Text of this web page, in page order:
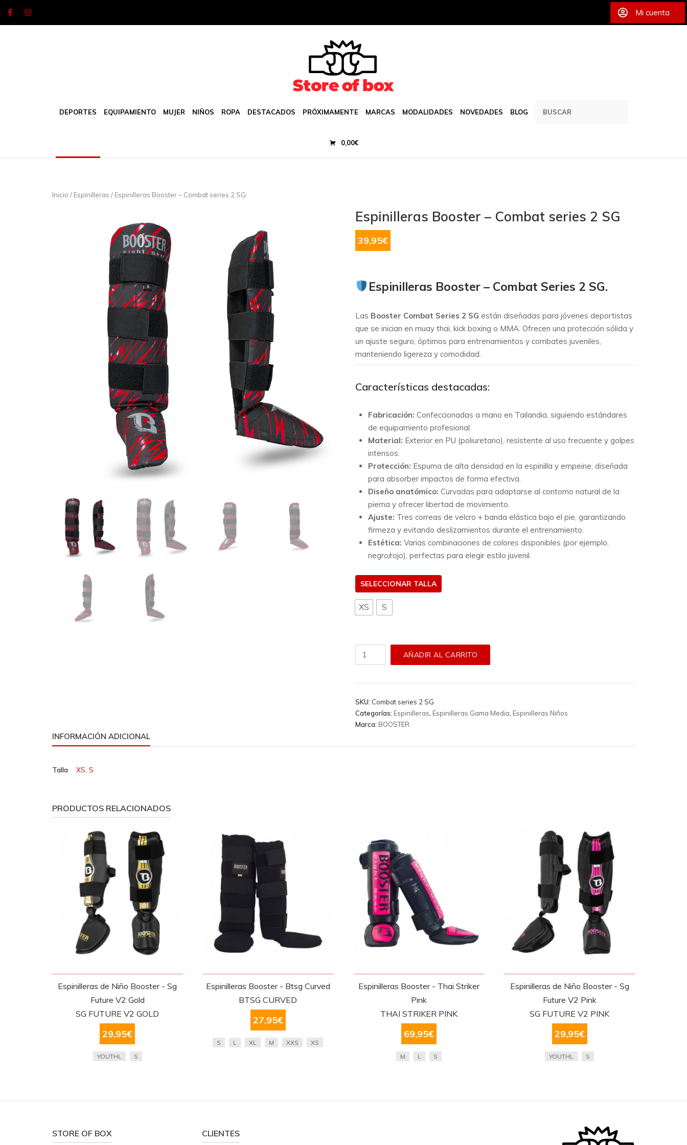
Mi cuenta
DEPORTES EQUIPAMIENTO MUJER NIÑOS ROPA DESTACADOS PRÓXIMAMENTE MARCAS MODALIDADES NOVEDADES BLOG
0,00€
Inicio / Espinilleras / Espinilleras Booster – Combat series 2 SG
Espinilleras Booster – Combat series 2 SG
39,95€
Espinilleras Booster – Combat Series 2 SG.
Las Booster Combat Series 2 SG están diseñadas para jóvenes deportistas
que se inician en muay thai, kick boxing o MMA. Ofrecen una protección sólida y
un ajuste seguro, óptimos para entrenamientos y combates juveniles,
manteniendo ligereza y comodidad.
Características destacadas:
Fabricación: Confeccionadas a mano en Tailandia, siguiendo estándares
de equipamiento profesional.
Material: Exterior en PU (poliuretano), resistente al uso frecuente y golpes
intensos.
Protección: Espuma de alta densidad en la espinilla y empeine, diseñada
para absorber impactos de forma efectiva.
Diseño anatómico: Curvadas para adaptarse al contorno natural de la
pierna y ofrecer libertad de movimiento.
Ajuste: Tres correas de velcro + banda elástica bajo el pie, garantizando
firmeza y evitando deslizamientos durante el entrenamiento.
Estética: Varias combinaciones de colores disponibles (por ejemplo,
negro/rojo), perfectas para elegir estilo juvenil.
TALLA
XS S
Espinilleras
Combat
2
SG
AÑADIR AL CARRITO
SKU: Combat series 2 SG
Categorías: Espinilleras Espinilleras Gama Media Espinilleras Niños
Marca: BOOSTER
INFORMACIÓN ADICIONAL
Talla XS S
PRODUCTOS RELACIONADOS
Espinilleras de Niño Booster - Sg
Future V2 Gold
SG FUTURE V2 GOLD
29,95€
YOUTHL S
Espinilleras Booster - Btsg Curved
BTSG CURVED
27,95€
S L XL M XXS XS
Espinilleras Booster - Thai Striker
Pink
THAI STRIKER PINK
69,95€
M L S
Espinilleras de Niño Booster - Sg
Future V2 Pink
SG FUTURE V2 PINK
29,95€
YOUTHL S
STORE OF BOX CLIENTES